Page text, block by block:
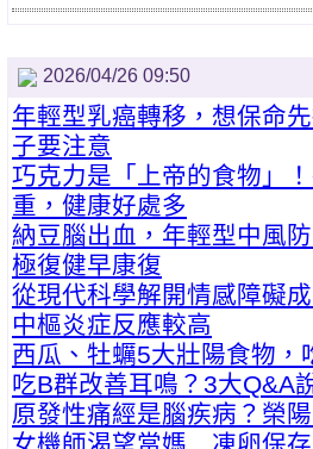
2026/04/26 09:50
年輕型乳癌轉移，想保命
子要注意
巧克力是「上帝的食物」
重，健康好處多
納豆腦出血，年輕型中風
極復健早康復
從現代科學解開情感障礙
中樞炎症反應較高
西瓜、牡蠣5大壯陽食物，
吃B群改善耳鳴？3大Q&A
原發性痛經是腦疾病？榮